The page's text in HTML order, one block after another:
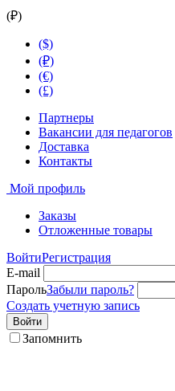
(₽)
($)
(₽)
(€)
(£)
Партнеры
Вакансии для педагогов
Доставка
Контакты
Мой профиль
Заказы
Отложенные товары
ВойтиРегистрация
E-mail
ПарольЗабыли пароль?
Создать учетную запись
Войти
Запомнить